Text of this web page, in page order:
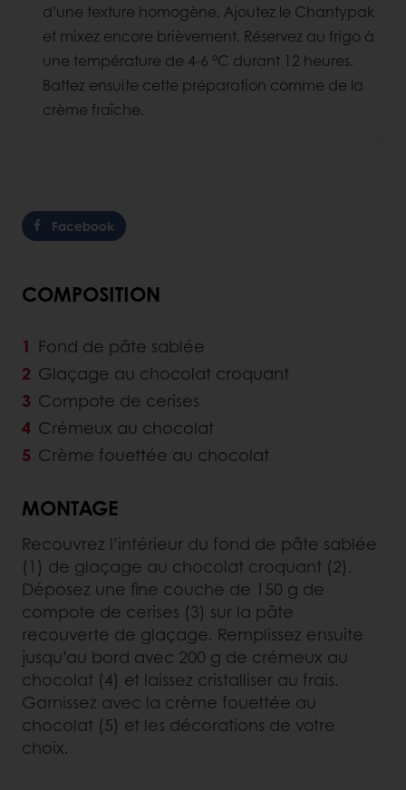
d’une texture homogène. Ajoutez le Chantypak
et mixez encore brièvement. Réservez au frigo à
une température de 4-6 °C durant 12 heures.
Battez ensuite cette préparation comme de la
crème fraîche.
Facebook
COMPOSITION
Fond de pâte sablée
Glaçage au chocolat croquant
Compote de cerises
Crémeux au chocolat
Crème fouettée au chocolat
MONTAGE
Recouvrez l’intérieur du fond de pâte sablée
(1) de glaçage au chocolat croquant (2).
Déposez une fine couche de 150 g de
compote de cerises (3) sur la pâte
recouverte de glaçage. Remplissez ensuite
jusqu’au bord avec 200 g de crémeux au
chocolat (4) et laissez cristalliser au frais.
Garnissez avec la crème fouettée au
chocolat (5) et les décorations de votre
choix.